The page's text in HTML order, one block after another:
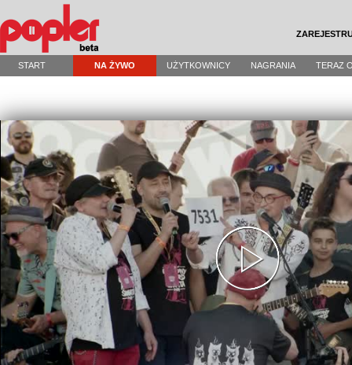
START NA ŻYWO UŻYTKOWNICY NAGRANIA TERAZ